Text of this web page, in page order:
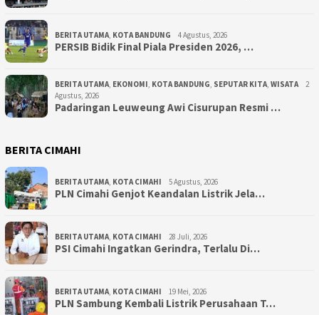
BERITA UTAMA, KOTA BANDUNG 4 Agustus, 2026
PERSIB Bidik Final Piala Presiden 2026, …
BERITA UTAMA, EKONOMI, KOTA BANDUNG, SEPUTAR KITA, WISATA
2
Agustus, 2026
Padaringan Leuweung Awi Cisurupan Resmi …
BERITA CIMAHI
BERITA UTAMA, KOTA CIMAHI 5 Agustus, 2026
PLN Cimahi Genjot Keandalan Listrik Jela…
BERITA UTAMA, KOTA CIMAHI 28 Juli, 2026
PSI Cimahi Ingatkan Gerindra, Terlalu Di…
BERITA UTAMA, KOTA CIMAHI 19 Mei, 2026
PLN Sambung Kembali Listrik Perusahaan T…